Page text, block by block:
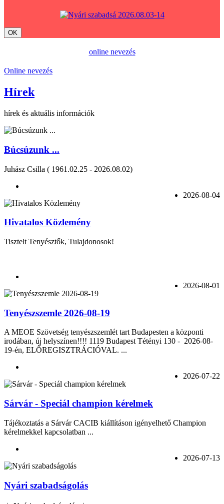
OK
online nevezés
Online nevezés
Hírek
hírek és aktuális információk
Búcsúzunk ...
Juhász Csilla ( 1961.02.25 - 2026.08.02)
2026-08-04
Hivatalos Közlemény
Tisztelt Tenyésztők, Tulajdonosok!
2026-08-01
Tenyészszemle 2026-08-19
A MEOE Szövetség tenyészszemlét tart Budapesten a központi
irodában, új helyszínen!!!! 1119 Budapest Tétényi 130 - 2026-08-
19-én, ELŐREGISZTRÁCIÓVAL. ...
2026-07-22
Sárvár - Speciál champion kérelmek
Tájékoztatás a Sárvár CACIB kiállításon igényelhető Champion
kérelmekkel kapcsolatban ...
2026-07-13
Nyári szabadságolás